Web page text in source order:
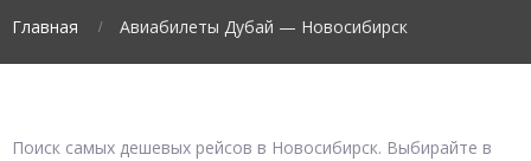
Главная Авиабилеты Дубай — Новосибирск
Поиск самых дешевых рейсов в Новосибирск. Выбирайте в